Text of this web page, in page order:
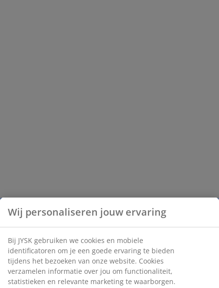
Wij personaliseren jouw ervaring
Bij JYSK gebruiken we cookies en mobiele
identificatoren om je een goede ervaring te bieden
tijdens het bezoeken van onze website. Cookies
verzamelen informatie over jou om functionaliteit,
statistieken en relevante marketing te waarborgen.